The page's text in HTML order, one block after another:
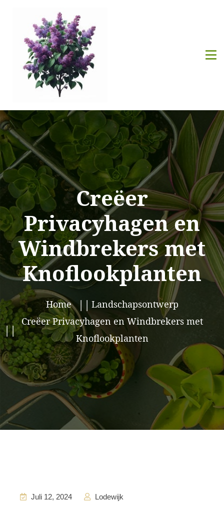
Creëer
Privacyhagen en
Windbrekers met
Knoflookplanten
Home
Landschapsontwerp
Creëer Privacyhagen en Windbrekers met
Knoflookplanten
Juli 12, 2024
Lodewijk